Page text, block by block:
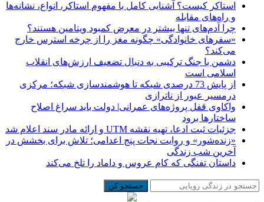
استاکر کیست؟ آشنایی کامل با مفهوم استاکر، انواع، نشانه‌ها
و راه‌های مقابله
چرا آدم‌های تنها بیشتر در معرض کمبود ویتامین هستند؟
«سفرهای خانوادگی» چگونه مغز را از چرخه استرس خارج
می‌کند؟
دشمن با جنگ ترکیبی به دنبال تضعیف ارزش‌های انقلاب
اسلامی است
از پایش 73 درصدی شبکه تا هوشمندسازی شبکه؛ مرکزی
درمسیر عبور از ناترازی
واکاوی قفل پروژه‌های عمرانی| دولت باید سراغ اصلاح
ساختارها برود
جزئیات ثبت ادعا، تهیه نقشه UTM و ارائه مادر سند اعلام شد
«زنده‌شور» و روایت نجات پنج اعدامی؛ تلاش برای بخشش در
آخرین شب زندگی
داستان تفنگی که کام عروس و داماد را تلخ می‌کند
جستجو کن